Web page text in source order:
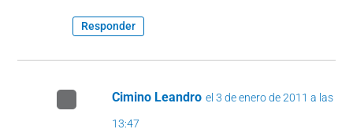
Responder
Cimino Leandro el 3 de enero de 2011 a las
13:47